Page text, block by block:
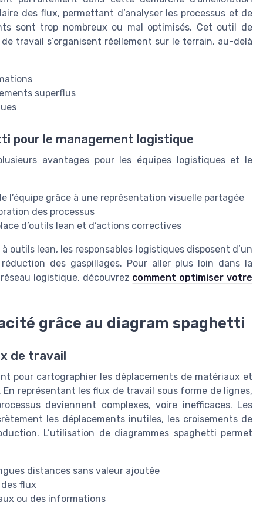
des flux, permettant d’analyser les processus et de
sont trop nombreux ou mal optimisés. Cet outil de
travail s’organisent réellement sur le terrain, au-delà
superflus
pour le management logistique
avantages pour les équipes logistiques et le
l’équipe grâce à une représentation visuelle partagée
des processus
d’outils lean et d’actions correctives
lean, les responsables logistiques disposent d’un
des gaspillages. Pour aller plus loin dans la
logistique, découvrez comment optimiser votre
grâce au diagram spaghetti
de travail
pour cartographier les déplacements de matériaux et
représentant les flux de travail sous forme de lignes,
deviennent complexes, voire inefficaces. Les
les déplacements inutiles, les croisements de
L’utilisation de diagrammes spaghetti permet
distances sans valeur ajoutée
flux
ou des informations